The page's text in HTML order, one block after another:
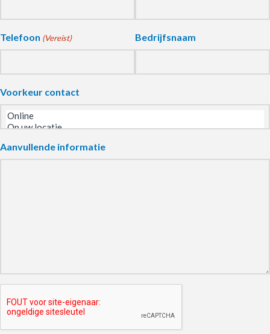
Telefoon (Vereist) Bedrijfsnaam
Voorkeur contact
Aanvullende informatie